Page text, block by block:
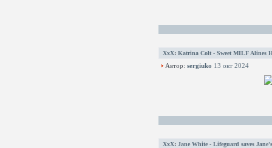
XxX: Katrina Colt - Sweet MILF Alines
Автор: sergiuko 13 окт 2024
XxX: Jane White - Lifeguard saves